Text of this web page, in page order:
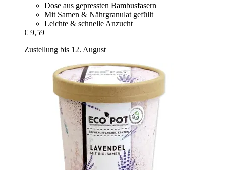
Dose aus gepressten Bambusfasern
Mit Samen & Nährgranulat gefüllt
Leichte & schnelle Anzucht
€ 9,59
Zustellung bis 12. August